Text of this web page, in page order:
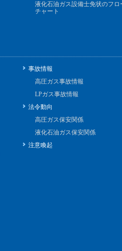
液化石油ガス設備士免状のフロ
チャート
事故情報
高圧ガス事故情報
LPガス事故情報
法令動向
高圧ガス保安関係
液化石油ガス保安関係
注意喚起